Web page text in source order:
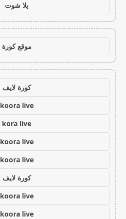
يلا شوت
موقع كورة
كورة لايف
koora live
kora live
koora live
koora live
كورة لايف
koora live
koora live